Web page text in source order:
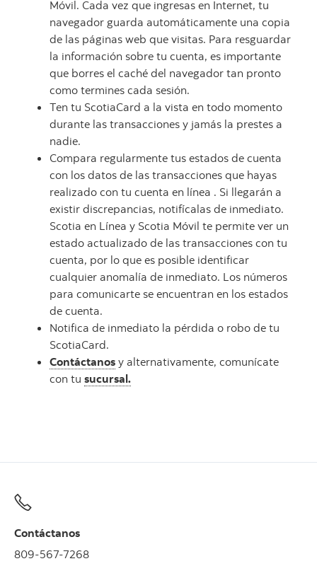
Móvil. Cada vez que ingresas en Internet, tu
navegador guarda automáticamente una copia
de las páginas web que visitas. Para resguardar
la información sobre tu cuenta, es importante
que borres el caché del navegador tan pronto
como termines cada sesión.
Ten tu ScotiaCard a la vista en todo momento
durante las transacciones y jamás la prestes a
nadie.
Compara regularmente tus estados de cuenta
con los datos de las transacciones que hayas
realizado con tu cuenta en línea . Si llegarán a
existir discrepancias, notifícalas de inmediato.
Scotia en Línea y Scotia Móvil te permite ver un
estado actualizado de las transacciones con tu
cuenta, por lo que es posible identificar
cualquier anomalía de inmediato. Los números
para comunicarte se encuentran en los estados
de cuenta.
Notifica de inmediato la pérdida o robo de tu
ScotiaCard.
Contáctanos y alternativamente, comunícate
con tu sucursal.
Contáctanos
809-567-7268